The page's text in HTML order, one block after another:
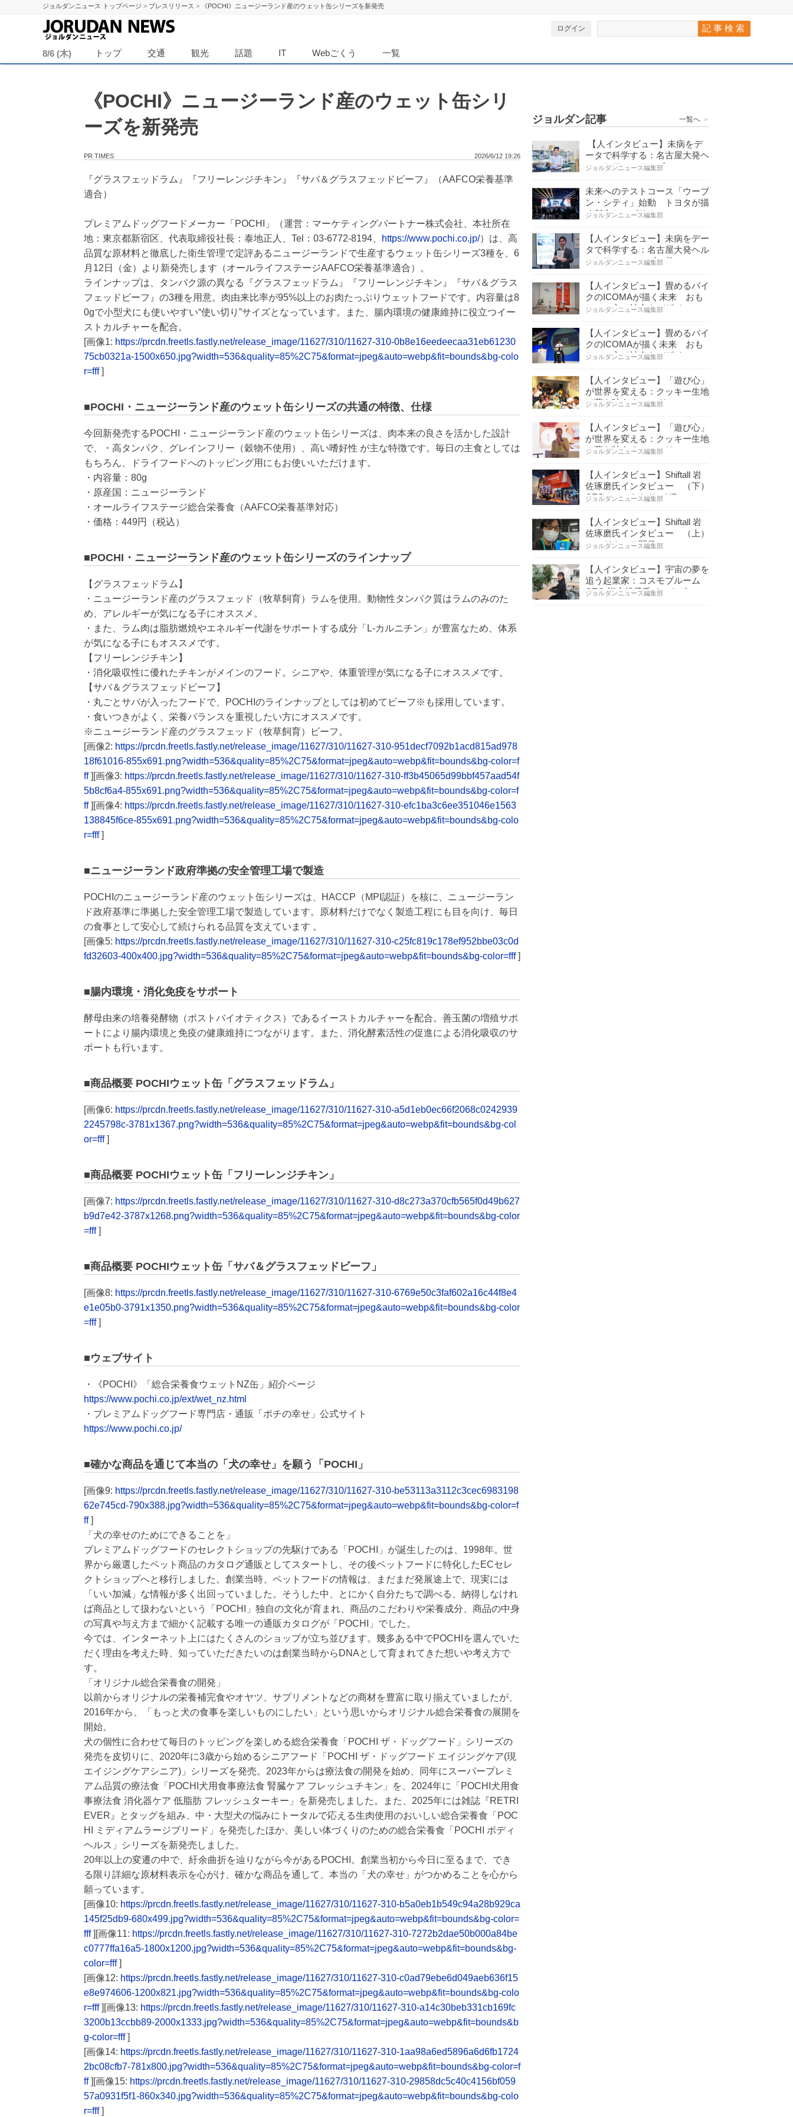
ジョルダンニュース トップページ > プレスリリース > 《POCHI》ニュージーランド産のウェット缶シリーズを新発売
ログイン
8/6 (木) トップ 交通 観光 話題 IT Webごくう 一覧
《POCHI》ニュージーランド産のウェット缶シリ
ーズを新発売
2026/6/12 19:26
PR TIMES
『グラスフェッドラム』『フリーレンジチキン』『サバ＆グラスフェッドビーフ』（AAFCO栄養基準
適合）
プレミアムドッグフードメーカー「POCHI」（運営：マーケティングパートナー株式会社、本社所在
地：東京都新宿区、代表取締役社長：泰地正人、Tel：03-6772-8194、
https://www.pochi.co.jp/）は、高
品質な原材料と徹底した衛生管理で定評あるニュージーランドで生産するウェット缶シリーズ3種を、6
月12日（金）より新発売します（オールライフステージAAFCO栄養基準適合）。
ラインナップは、タンパク源の異なる『グラスフェッドラム』『フリーレンジチキン』『サバ＆グラス
フェッドビーフ』の3種を用意。肉由来比率が95%以上のお肉たっぷりウェットフードです。内容量は8
0gで小型犬にも使いやすい“使い切り”サイズとなっています。また、腸内環境の健康維持に役立つイー
ストカルチャーを配合。
[画像1: https://prcdn.freetls.fastly.net/release_image/11627/310/11627-310-0b8e16eedeecaa31eb61230
75cb0321a-1500x650.jpg?width=536&quality=85%2C75&format=jpeg&auto=webp&fit=bounds&bg-colo
r=fff]
■POCHI・ニュージーランド産のウェット缶シリーズの共通の特徴、仕様
今回新発売するPOCHI・ニュージーランド産のウェット缶シリーズは、肉本来の良さを活かした設計
で、・高タンパク、グレインフリー（穀物不使用）、高い嗜好性 が主な特徴です。毎日の主食としては
もちろん、ドライフードへのトッピング用にもお使いいただけます。
・内容量：80g
・原産国：ニュージーランド
・オールライフステージ総合栄養食（AAFCO栄養基準対応）
・価格：449円（税込）
■POCHI・ニュージーランド産のウェット缶シリーズのラインナップ
【グラスフェッドラム】
・ニュージーランド産のグラスフェッド（牧草飼育）ラムを使用。動物性タンパク質はラムのみのた
め、アレルギーが気になる子にオススメ。
・また、ラム肉は脂肪燃焼やエネルギー代謝をサポートする成分「L-カルニチン」が豊富なため、体系
が気になる子にもオススメです。
【フリーレンジチキン】
・消化吸収性に優れたチキンがメインのフード。シニアや、体重管理が気になる子にオススメです。
【サバ＆グラスフェッドビーフ】
・丸ごとサバが入ったフードで、POCHIのラインナップとしては初めてビーフ※も採用しています。
・食いつきがよく、栄養バランスを重視したい方にオススメです。
※ニュージーランド産のグラスフェッド（牧草飼育）ビーフ。
[画像2: https://prcdn.freetls.fastly.net/release_image/11627/310/11627-310-951decf7092b1acd815ad978
18f61016-855x691.png?width=536&quality=85%2C75&format=jpeg&auto=webp&fit=bounds&bg-color=f
ff][画像3: https://prcdn.freetls.fastly.net/release_image/11627/310/11627-310-ff3b45065d99bbf457aad54f
5b8cf6a4-855x691.png?width=536&quality=85%2C75&format=jpeg&auto=webp&fit=bounds&bg-color=f
ff][画像4: https://prcdn.freetls.fastly.net/release_image/11627/310/11627-310-efc1ba3c6ee351046e1563
138845f6ce-855x691.png?width=536&quality=85%2C75&format=jpeg&auto=webp&fit=bounds&bg-colo
r=fff]
■ニュージーランド政府準拠の安全管理工場で製造
POCHIのニュージーランド産のウェット缶シリーズは、HACCP（MPI認証）を核に、ニュージーラン
ド政府基準に準拠した安全管理工場で製造しています。原材料だけでなく製造工程にも目を向け、毎日
の食事として安心して続けられる品質を支えています 。
[画像5: https://prcdn.freetls.fastly.net/release_image/11627/310/11627-310-c25fc819c178ef952bbe03c0d
fd32603-400x400.jpg?width=536&quality=85%2C75&format=jpeg&auto=webp&fit=bounds&bg-color=fff]
■腸内環境・消化免疫をサポート
酵母由来の培養発酵物（ポストバイオティクス）であるイーストカルチャーを配合。善玉菌の増殖サポ
ートにより腸内環境と免疫の健康維持につながります。また、消化酵素活性の促進による消化吸収のサ
ポートも行います。
■商品概要 POCHIウェット缶「グラスフェッドラム」
[画像6: https://prcdn.freetls.fastly.net/release_image/11627/310/11627-310-a5d1eb0ec66f2068c0242939
2245798c-3781x1367.png?width=536&quality=85%2C75&format=jpeg&auto=webp&fit=bounds&bg-col
or=fff]
■商品概要 POCHIウェット缶「フリーレンジチキン」
[画像7: https://prcdn.freetls.fastly.net/release_image/11627/310/11627-310-d8c273a370cfb565f0d49b627
b9d7e42-3787x1268.png?width=536&quality=85%2C75&format=jpeg&auto=webp&fit=bounds&bg-color
=fff]
■商品概要 POCHIウェット缶「サバ＆グラスフェッドビーフ」
[画像8: https://prcdn.freetls.fastly.net/release_image/11627/310/11627-310-6769e50c3faf602a16c44f8e4
e1e05b0-3791x1350.png?width=536&quality=85%2C75&format=jpeg&auto=webp&fit=bounds&bg-color
=fff]
■ウェブサイト
・《POCHI》「総合栄養食ウェットNZ缶」紹介ページ
https://www.pochi.co.jp/ext/wet_nz.html
・プレミアムドッグフード専門店・通販「ポチの幸せ」公式サイト
https://www.pochi.co.jp/
■確かな商品を通じて本当の「犬の幸せ」を願う「POCHI」
[画像9: https://prcdn.freetls.fastly.net/release_image/11627/310/11627-310-be53113a3112c3cec6983198
62e745cd-790x388.jpg?width=536&quality=85%2C75&format=jpeg&auto=webp&fit=bounds&bg-color=f
ff]
「犬の幸せのためにできることを」
プレミアムドッグフードのセレクトショップの先駆けである「POCHI」が誕生したのは、1998年。世
界から厳選したペット商品のカタログ通販としてスタートし、その後ペットフードに特化したECセレ
クトショップへと移行しました。創業当時、ペットフードの情報は、まだまだ発展途上で、現実には
「いい加減」な情報が多く出回っていました。そうした中、とにかく自分たちで調べる、納得しなけれ
ば商品として扱わないという「POCHI」独自の文化が育まれ、商品のこだわりや栄養成分、商品の中身
の写真や与え方まで細かく記載する唯一の通販カタログが「POCHI」でした。
今では、インターネット上にはたくさんのショップが立ち並びます。幾多ある中でPOCHIを選んでいた
だく理由を考えた時、知っていただきたいのは創業当時からDNAとして育まれてきた想いや考え方で
す。
「オリジナル総合栄養食の開発」
以前からオリジナルの栄養補完食やオヤツ、サプリメントなどの商材を豊富に取り揃えていましたが、
2016年から、「もっと犬の食事を楽しいものにしたい」という思いからオリジナル総合栄養食の展開を
開始。
犬の個性に合わせて毎日のトッピングを楽しめる総合栄養食「POCHI ザ・ドッグフード」シリーズの
発売を皮切りに、2020年に3歳から始めるシニアフード「POCHI ザ・ドッグフード エイジングケア(現
エイジングケアシニア)」シリーズを発売。2023年からは療法食の開発を始め、同年にスーパープレミ
アム品質の療法食「POCHI犬用食事療法食 腎臓ケア フレッシュチキン」を、2024年に「POCHI犬用食
事療法食 消化器ケア 低脂肪 フレッシュターキー」を新発売しました。また、2025年には雑誌『RETRI
EVER』とタッグを組み、中・大型犬の悩みにトータルで応える生肉使用のおいしい総合栄養食「POC
HI ミディアムラージブリード」を発売したほか、美しい体づくりのための総合栄養食「POCHI ボディ
ヘルス」シリーズを新発売しました。
20年以上の変遷の中で、紆余曲折を辿りながら今があるPOCHI。創業当初から今日に至るまで、でき
る限り詳細な原材料表示を心がけ、確かな商品を通して、本当の「犬の幸せ」がつかめることを心から
願っています。
[画像10: https://prcdn.freetls.fastly.net/release_image/11627/310/11627-310-b5a0eb1b549c94a28b929ca
145f25db9-680x499.jpg?width=536&quality=85%2C75&format=jpeg&auto=webp&fit=bounds&bg-color=
fff][画像11: https://prcdn.freetls.fastly.net/release_image/11627/310/11627-310-7272b2dae50b000a84be
c0777ffa16a5-1800x1200.jpg?width=536&quality=85%2C75&format=jpeg&auto=webp&fit=bounds&bg-
color=fff]
[画像12: https://prcdn.freetls.fastly.net/release_image/11627/310/11627-310-c0ad79ebe6d049aeb636f15
e8e974606-1200x821.jpg?width=536&quality=85%2C75&format=jpeg&auto=webp&fit=bounds&bg-colo
r=fff][画像13: https://prcdn.freetls.fastly.net/release_image/11627/310/11627-310-a14c30beb331cb169fc
3200b13ccbb89-2000x1333.jpg?width=536&quality=85%2C75&format=jpeg&auto=webp&fit=bounds&b
g-color=fff]
[画像14: https://prcdn.freetls.fastly.net/release_image/11627/310/11627-310-1aa98a6ed5896a6d6fb1724
2bc08cfb7-781x800.jpg?width=536&quality=85%2C75&format=jpeg&auto=webp&fit=bounds&bg-color=f
ff][画像15: https://prcdn.freetls.fastly.net/release_image/11627/310/11627-310-29858dc5c40c4156bf059
57a0931f5f1-860x340.jpg?width=536&quality=85%2C75&format=jpeg&auto=webp&fit=bounds&bg-colo
r=fff]
ジョルダン記事 一覧へ ＞
【人インタビュー】未病をデ
ータで科学する：名古屋大発ヘ
ルスケアシステムズの…
ジョルダンニュース編集部
未来へのテストコース「ウーブ
ン・シティ」始動 トヨタが描
く都市とモビリティの…
ジョルダンニュース編集部
【人インタビュー】未病をデー
タで科学する：名古屋大発ヘル
スケアシステムズの代…
ジョルダンニュース編集部
【人インタビュー】畳めるバイ
クのICOMAが描く未来 おも
ちゃの心で社会をデザイ…
ジョルダンニュース編集部
【人インタビュー】畳めるバイ
クのICOMAが描く未来 おも
ちゃの心で社会をデザイ…
ジョルダンニュース編集部
【人インタビュー】「遊び心」
が世界を変える：クッキー生地
で夢を叶える コロリ…
ジョルダンニュース編集部
【人インタビュー】「遊び心」
が世界を変える：クッキー生地
で夢を叶える コロリ…
ジョルダンニュース編集部
【人インタビュー】Shiftall 岩
佐琢磨氏インタビュー （下）
CESへのこだわり VR…
ジョルダンニュース編集部
【人インタビュー】Shiftall 岩
佐琢磨氏インタビュー （上）
ハードウェア開発へ…
ジョルダンニュース編集部
【人インタビュー】宇宙の夢を
追う起業家：コスモブルーム
CEO 福永桃子氏インタビ…
ジョルダンニュース編集部